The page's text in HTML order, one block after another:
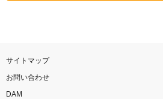
サイトマップ
お問い合わせ
DAM